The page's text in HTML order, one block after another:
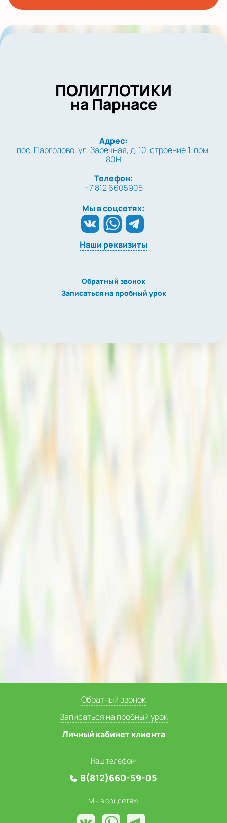
ПОЛИГЛОТИКИ
на Парнасе
Адрес:
пос. Парголово, ул. Заречная, д. 10, строение 1, пом.
80Н
Телефон:
+7 812 6605905
Мы в соцсетях:
Наши реквизиты
Обратный звонок
Записаться на пробный урок
Обратный звонок
Записаться на пробный урок
Личный кабинет клиента
Наш телефон:
8(812)660-59-05
Мы в соцсетях: